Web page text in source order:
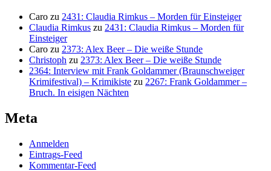
Caro zu 2431: Claudia Rimkus – Morden für Einsteiger
Claudia Rimkus zu 2431: Claudia Rimkus – Morden für
Einsteiger
Caro zu 2373: Alex Beer – Die weiße Stunde
Christoph zu 2373: Alex Beer – Die weiße Stunde
2364: Interview mit Frank Goldammer (Braunschweiger
Krimifestival) – Krimikiste zu 2267: Frank Goldammer –
Bruch. In eisigen Nächten
Meta
Anmelden
Eintrags-Feed
Kommentar-Feed